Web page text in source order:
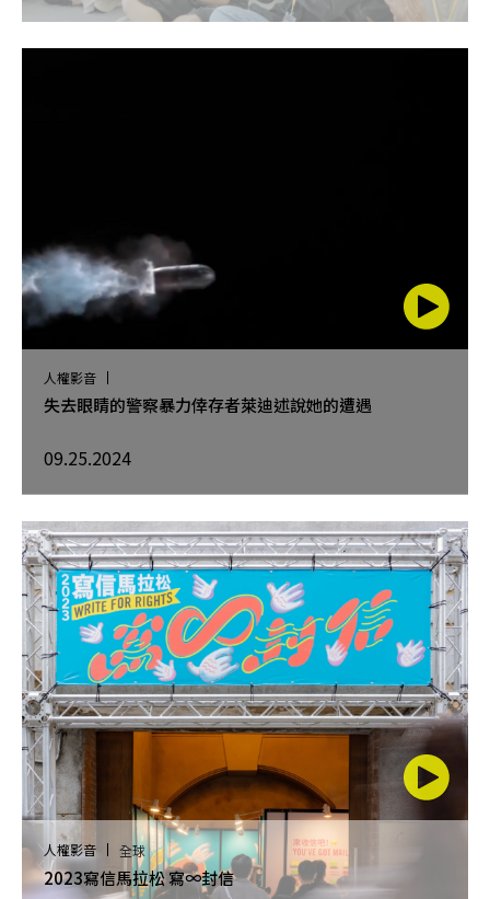
人權影音
失去眼睛的警察暴力倖存者萊迪述說她的遭遇
09.25.2024
人權影音 全球
2023寫信馬拉松 寫∞封信